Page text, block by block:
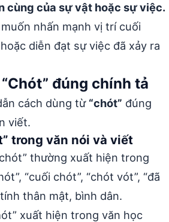
cùng của sự vật hoặc sự việc.
nhấn mạnh vị trí cuối
diễn đạt sự việc đã xảy ra
đúng chính tả
cách dùng từ “chót” đúng
viết.
trong văn nói và viết
thường xuất hiện trong
“cuối chót”, “chót vót”, “đã
thân mật, bình dân.
xuất hiện trong văn học